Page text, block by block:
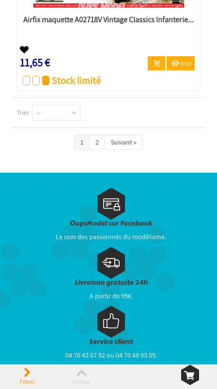
Airfix maquette A02718V Vintage Classics Infanterie...
11,65 € Voir
Stock limité
Trier --
1 2 Suivant»
OupsModel sur Facebook
Le coin des passionnés du modélisme.
Livraison gratuite 24h
A partir de 99€.
Service client
04 70 42 67 92 ou 04 70 48 93 09.
Filtres En haut